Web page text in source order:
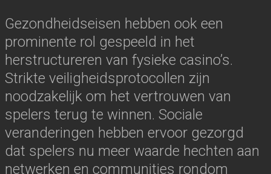
Gezondheidseisen hebben ook een
prominente rol gespeeld in het
herstructureren van fysieke casino’s.
Strikte veiligheidsprotocollen zijn
noodzakelijk om het vertrouwen van
spelers terug te winnen. Sociale
veranderingen hebben ervoor gezorgd
dat spelers nu meer waarde hechten aan
netwerken en communities rondom